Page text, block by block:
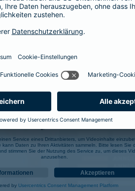
Service eines Drittanbieters, um Videoinhalte
kann Daten zu Ihren Aktivitäten sammeln. Bitte lesen Sie
stimmen Sie der Nutzung des Service zu, um dieses
anzusehen.
Akzeptieren
by Usercentrics Consent Management Platform